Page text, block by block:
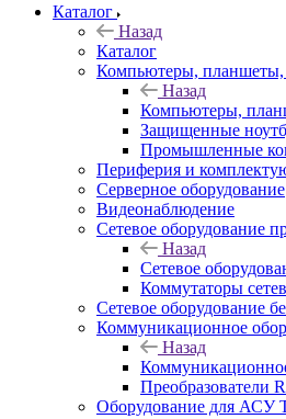
Каталог
Назад
Каталог
Компьютеры, планшеты,
Назад
Компьютеры,
Защищенные
Промышленные
Периферия и
Серверное оборудование
Видеонаблюдение
Сетевое оборудование
Назад
Сетевое
Коммутаторы
Сетевое оборудование
Коммуникационное
Назад
Преобразователи
Оборудование для АСУ